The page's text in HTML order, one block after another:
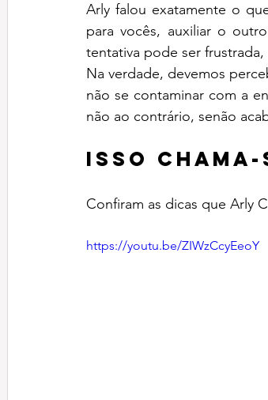
Arly falou exatamente o
para vocês, auxiliar o
tentativa pode ser
Na verdade, devemos
não se contaminar com a
não ao contrário, senão
Isso chama-
Confiram as dicas que Arly
https://youtu.be/ZIWzCcyEeoY